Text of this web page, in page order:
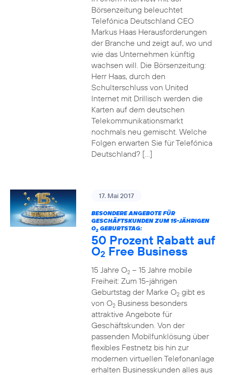
Börsenzeitung beleuchtet
Telefónica Deutschland CEO
Markus Haas Herausforderungen
der Branche und zeigt auf, wo und
wie das Unternehmen künftig
wachsen will. Die Börsenzeitung:
Herr Haas, durch den
Schulterschluss von United
Internet mit Drillisch werden die
Karten auf dem deutschen
Telekommunikationsmarkt
nochmals neu gemischt. Welche
Folgen erwarten Sie für Telefónica
Deutschland? […]
17. Mai 2017
BESONDERE ANGEBOTE FÜR
GESCHÄFTSKUNDEN ZUM 15-JÄHRIGEN
O2GEBURTSTAG:
50 Prozent Rabatt auf
O2 Free Business
15 Jahre O2– 15 Jahre mobile
Freiheit: Zum 15-jährigen
Geburtstag der Marke O2gibt es
von O2Business besonders
attraktive Angebote für
Geschäftskunden. Von der
passenden Mobilfunklösung über
flexibles Festnetz bis hin zur
modernen virtuellen Telefonanlage
erhalten Businesskunden alles aus